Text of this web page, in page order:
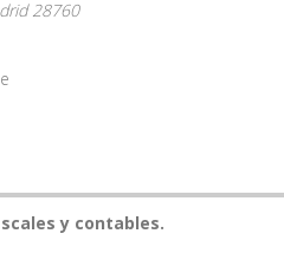
28760
y contables.